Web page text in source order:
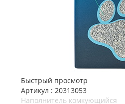
Быстрый просмотр
Артикул : 20313053
Наполнитель комкующийся